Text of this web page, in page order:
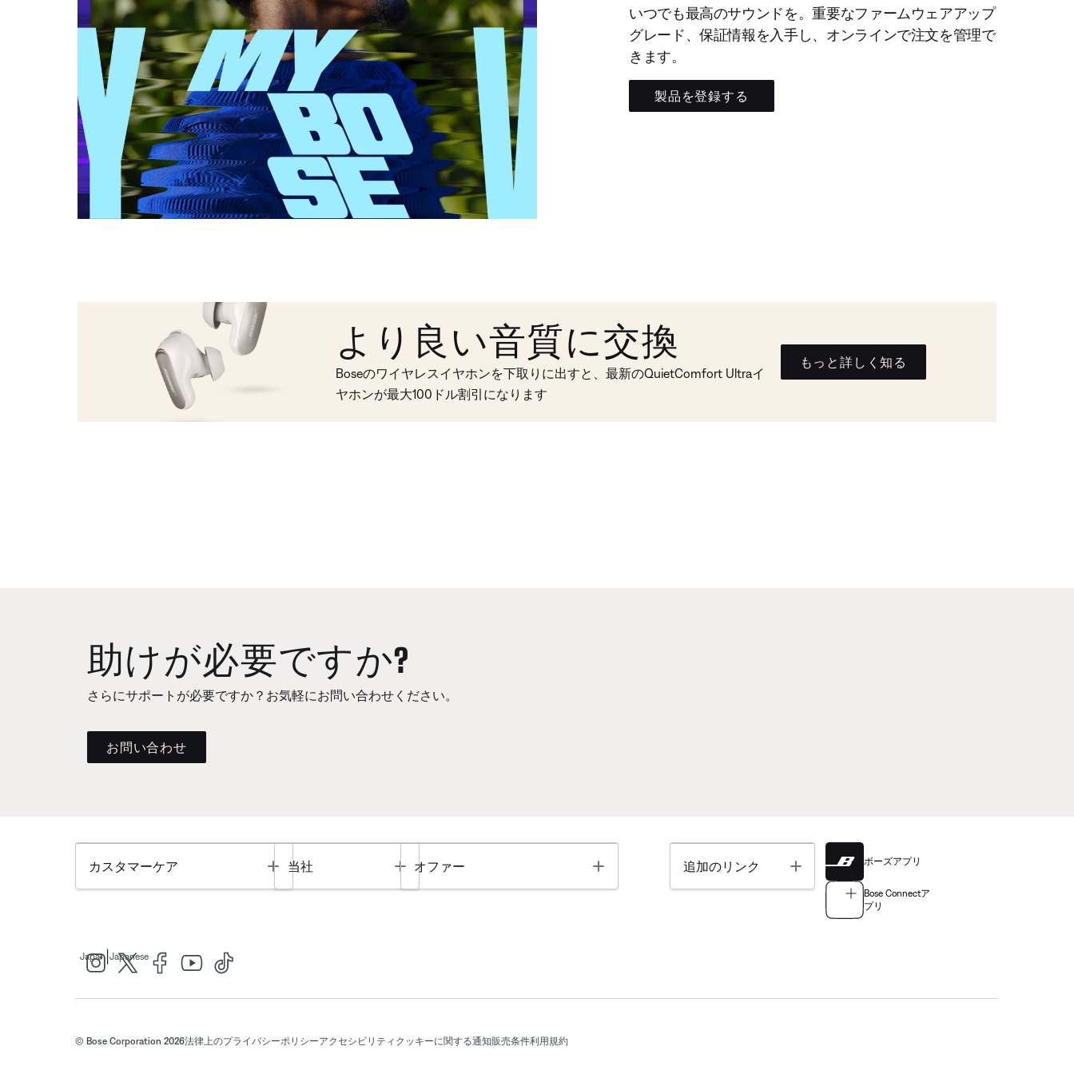
いつでも最高のサウンドを。重要なファームウェアアップ
グレード、保証情報を入手し、オンラインで注文を管理で
きます。
製品を登録する
より良い音質に交換
Boseのワイヤレスイヤホンを下取りに出すと、最新のQuietComfort Ultraイ
ヤホンが最大100ドル割引になります
もっと詳しく知る
助けが必要ですか?
さらにサポートが必要ですか？お気軽にお問い合わせください。
お問い合わせ
カスタマーケア Toggle
当社 Toggle
オファー Toggle 追加のリンク Toggle ボーズアプリ
Bose Connectア
プリ
Japan Japanese
© Bose Corporation 2026法律上のプライバシーポリシーアクセシビリティ クッキーに関する通知販売条件利用規約